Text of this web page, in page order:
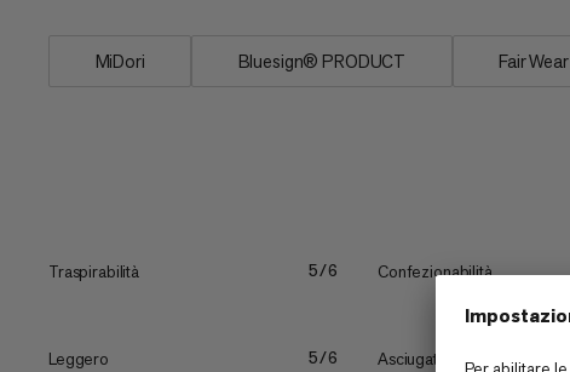
MiDori Bluesign® PRODUCT Fair Wear
Traspirabilità 5/6 Confezionabilità
Leggero 5/6 Asciugatura rapida